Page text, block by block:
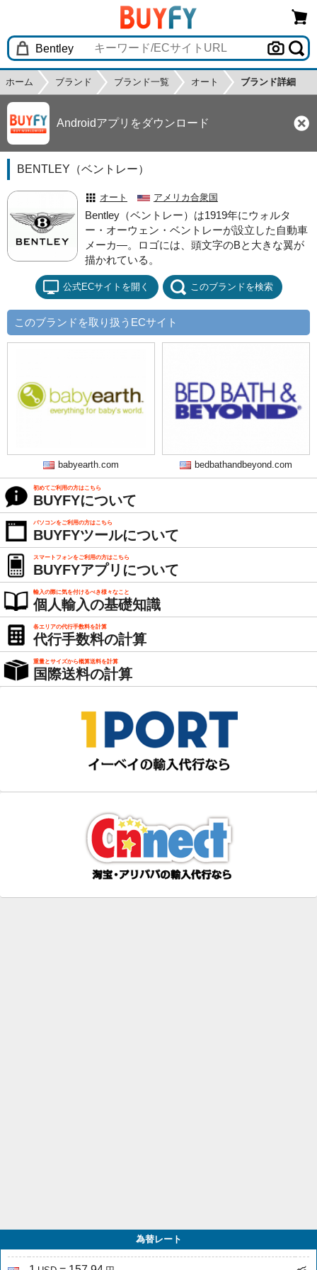
ホーム ブランド ブランド一覧 オート ブランド詳細
Androidアプリをダウンロード
BENTLEY（ベントレー）
オート アメリカ合衆国
Bentley（ベントレー）は1919年にウォルタ
ー・オーウェン・ベントレーが設立した自動車
メーカ―。ロゴには、頭文字のBと大きな翼が
描かれている。
公式ECサイトを開く このブランドを検索
このブランドを取り扱うECサイト
babyearth.com bedbathandbeyond.com
初めてご利用の方はこちら
BUYFYについて
パソコンをご利用の方はこちら
BUYFYツールについて
スマートフォンをご利用の方はこちら
BUYFYアプリについて
輸入の際に気を付けるべき様々なこと
個人輸入の基礎知識
各エリアの代行手数料を計算
代行手数料の計算
重量とサイズから概算送料を計算
国際送料の計算
為替レート